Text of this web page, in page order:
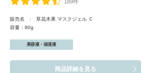
189件
販売名 : 草花木果 マスクジェル Ｃ
容量：90g
美容液・保湿液
商品詳細を見る